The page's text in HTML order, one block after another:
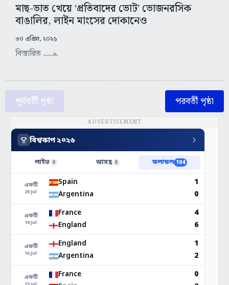
মাছ-ভাত খেয়ে ‘প্রতিবাদের ভোট’ ভোজনরসিক
বাঙালির, লাইন মাংসের দোকানেও
৩০ এপ্রিল, ২০২৬
বিস্তারিত
পূর্ববর্তী পৃষ্ঠা পরবর্তী পৃষ্ঠা
ADVERTISEMENT